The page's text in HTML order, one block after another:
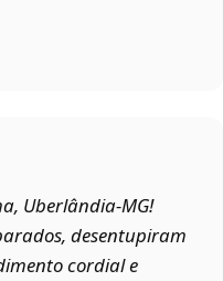
Uberlândia‑MG!
desentupiram
cordial e